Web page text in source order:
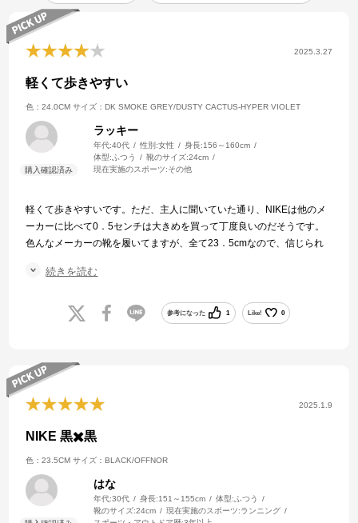
2025.3.27
軽くて歩きやすい
色：24.0CM サイズ：DK SMOKE GREY/DUSTY CACTUS-HYPER VIOLET
ラッキー
年代:40代 性別:女性 身長:156～160cm
体型: ふつう 靴のサイズ:24cm
現在実施のスポーツ:その他
軽くて歩きやすいです。ただ、主人に聞いていた通り、NIKEは他のメ
ーカーに比べて0．5センチは大きめを買って丁度良いのだそうです。
色んなメーカーの靴を履いてますが、全て23．5cmなので、信じられ
届いて驚いたのは、24cmでピッタリ！欲を言えば
他のメーカーより1cm大きめを買ってもよかった程で、本当に驚きまし
ーカーやNIKEのシューズに詳しい主人がいて、返品交換にならなかっ
た事に感謝しています。
続きを読む
参考になった 1 Like! 0
2025.1.9
NIKE 黒✖️黒
色：23.5CM サイズ：BLACK/OFFNOR
はな
年代:30代 身長:151～155cm 体型: ふつう
靴のサイズ:24cm 現在実施のスポーツ:ランニング